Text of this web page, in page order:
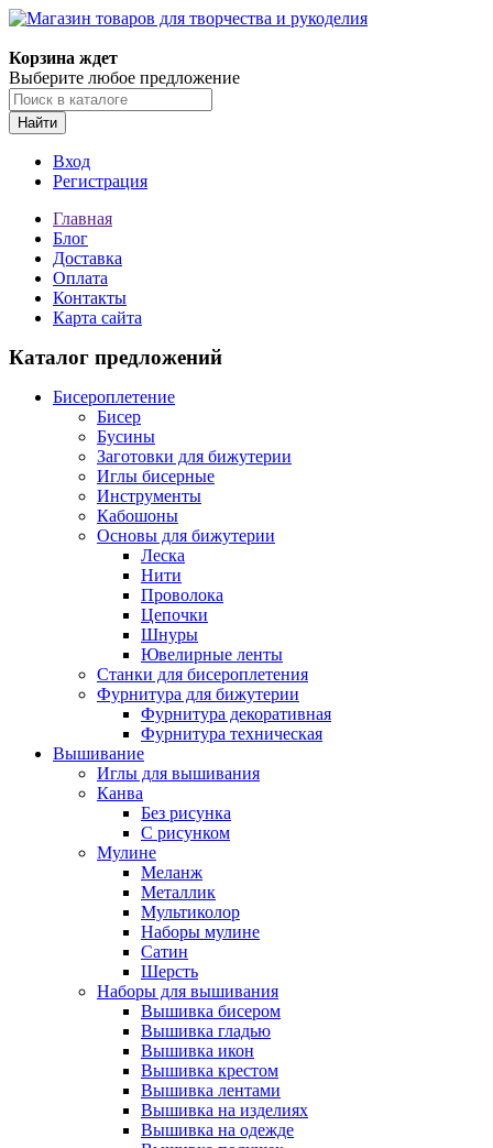
Корзина ждет
Выберите любое предложение
Найти
Вход
Регистрация
Главная
Блог
Доставка
Оплата
Контакты
Карта сайта
Каталог предложений
Бисероплетение
Бисер
Бусины
Заготовки для бижутерии
Иглы бисерные
Инструменты
Кабошоны
Основы для бижутерии
Леска
Нити
Проволока
Цепочки
Шнуры
Ювелирные ленты
Станки для бисероплетения
Фурнитура для бижутерии
Фурнитура декоративная
Фурнитура техническая
Вышивание
Иглы для вышивания
Канва
Без рисунка
С рисунком
Мулине
Меланж
Металлик
Мультиколор
Наборы мулине
Сатин
Шерсть
Наборы для вышивания
Вышивка бисером
Вышивка гладью
Вышивка икон
Вышивка крестом
Вышивка лентами
Вышивка на изделиях
Вышивка на одежде